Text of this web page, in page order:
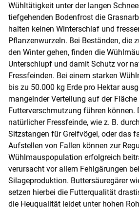
Wühltätigkeit unter der langen
tiefgehenden Bodenfrost die
halten keinen Winterschlaf und
Pflanzenwurzeln. Bei Beständen, die
den Winter gehen, finden die
Unterschlupf und damit Schutz vor
Fressfeinden. Bei einem starken
bis zu 50.000 kg Erde pro Hektar
mangelnder Verteilung auf der
Futterverschmutzung führen können.
natürlicher Fressfeinde, wie z. B.
Sitzstangen für Greifvögel, oder das
Aufstellen von Fallen können zur
Wühlmauspopulation erfolgreich
verursacht vor allem Fehlgärungen
Silageproduktion. Buttersäuregärer
setzen hierbei die Futterqualität
die Heuqualität leidet unter hohen